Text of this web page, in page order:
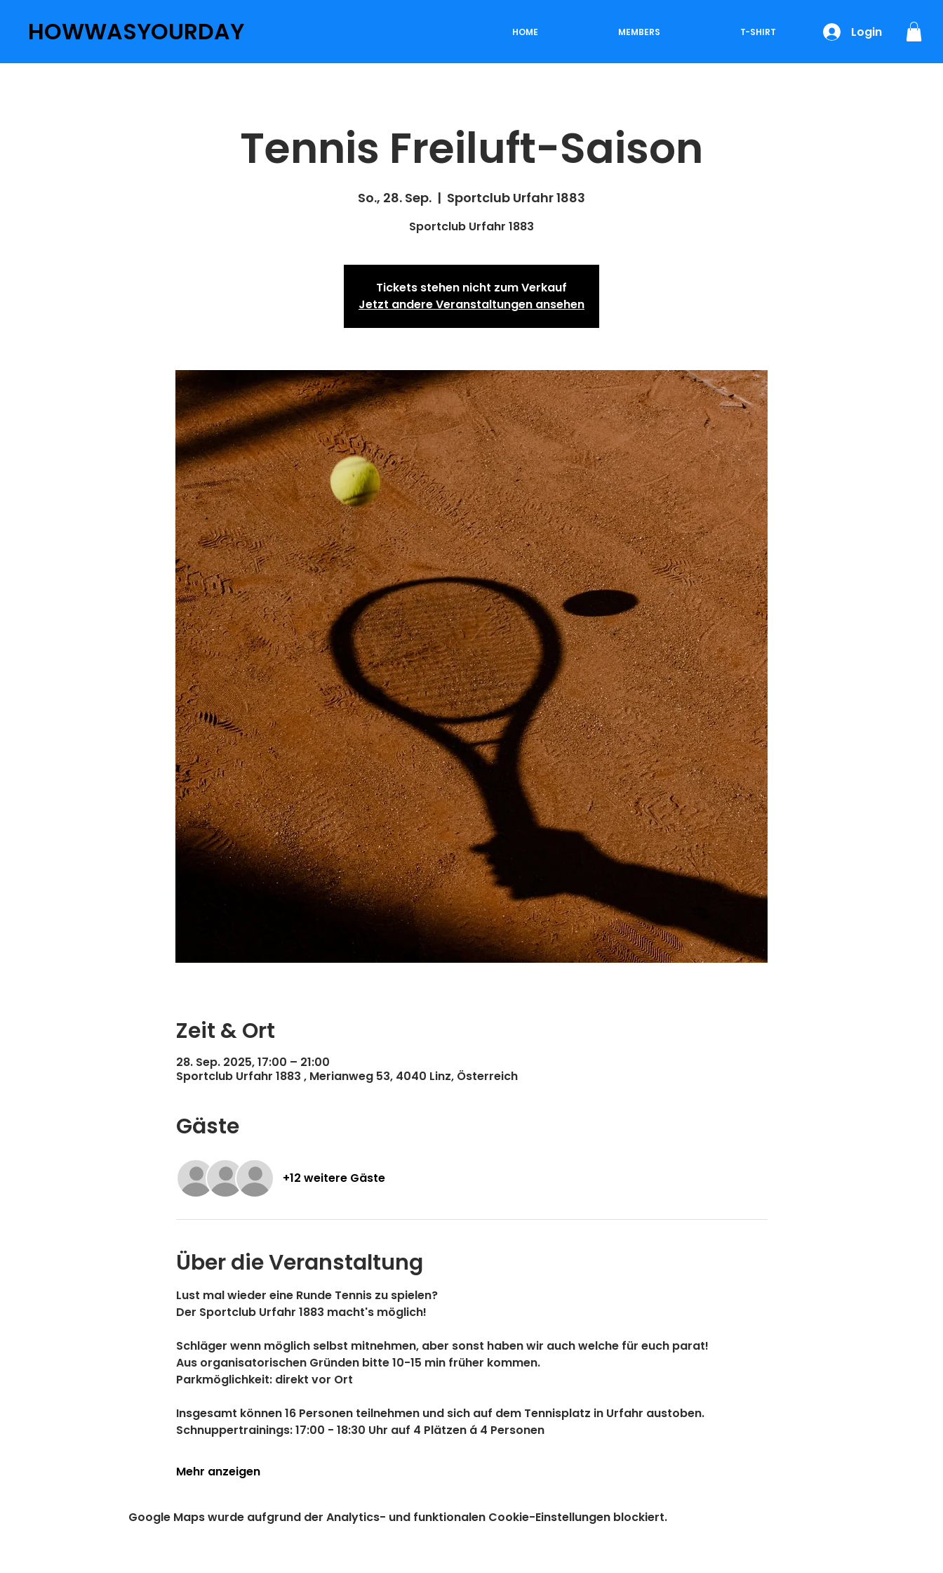
HOWWASYOURDAY HOME MEMBERS T-SHIRT Login
Tennis Freiluft-Saison
So., 28. Sep.
  |
Sportclub Urfahr 1883
Sportclub Urfahr 1883
Tickets stehen nicht zum Verkauf
Jetzt andere Veranstaltungen ansehen
Zeit & Ort
28. Sep. 2025, 17:00 – 21:00
Sportclub Urfahr 1883 , Merianweg 53, 4040 Linz, Österreich
Gäste
+12 weitere Gäste
Über die Veranstaltung
Lust mal wieder eine Runde Tennis zu spielen?
Der Sportclub Urfahr 1883 macht's möglich!
Schläger wenn möglich selbst mitnehmen, aber sonst haben wir auch welche für euch parat!
Aus organisatorischen Gründen bitte 10-15 min früher kommen.
Parkmöglichkeit: direkt vor Ort
Insgesamt können 16 Personen teilnehmen und sich auf dem Tennisplatz in Urfahr austoben.
Schnuppertrainings: 17:00 - 18:30 Uhr auf 4 Plätzen á 4 Personen
Mehr anzeigen
Google Maps wurde aufgrund der Analytics- und funktionalen Cookie-Einstellungen blockiert.